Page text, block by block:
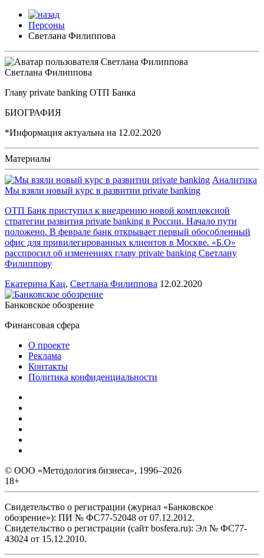
Персоны
Светлана Филиппова
Светлана Филиппова
Главу private banking ОТП Банка
БИОГРАФИЯ
*Информация актуальна на 12.02.2020
Материалы
Аналитика
Мы взяли новый курс в развитии private banking
ОТП Банк приступил к внедрению новой комплексной
стратегии развития private banking в России. Начало пути
положено. В феврале банк открывает первый обособленный
офис для привилегированных клиентов в Москве. «Б.О»
расспросил об изменениях главу private banking Светлану
Филиппову
Екатерина Кац, Светлана Филиппова 12.02.2020
Банковское обозрение
Финансовая сфера
О проекте
Реклама
Контакты
Политика конфиденциальности
© ООО «Методология бизнеса», 1996–2026
18+
Свидетельство о регистрации (журнал «Банковское
обозрение»): ПИ № ФС77-52048 от 07.12.2012.
Свидетельство о регистрации (сайт bosfera.ru): Эл № ФС77-
43024 от 15.12.2010.